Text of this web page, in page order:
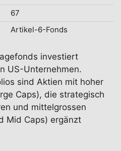
67
Artikel-6-Fonds
investiert
US-Unternehmen.
sind Aktien mit hoher
Caps), die strategisch
und mittelgrossen
Mid Caps) ergänzt